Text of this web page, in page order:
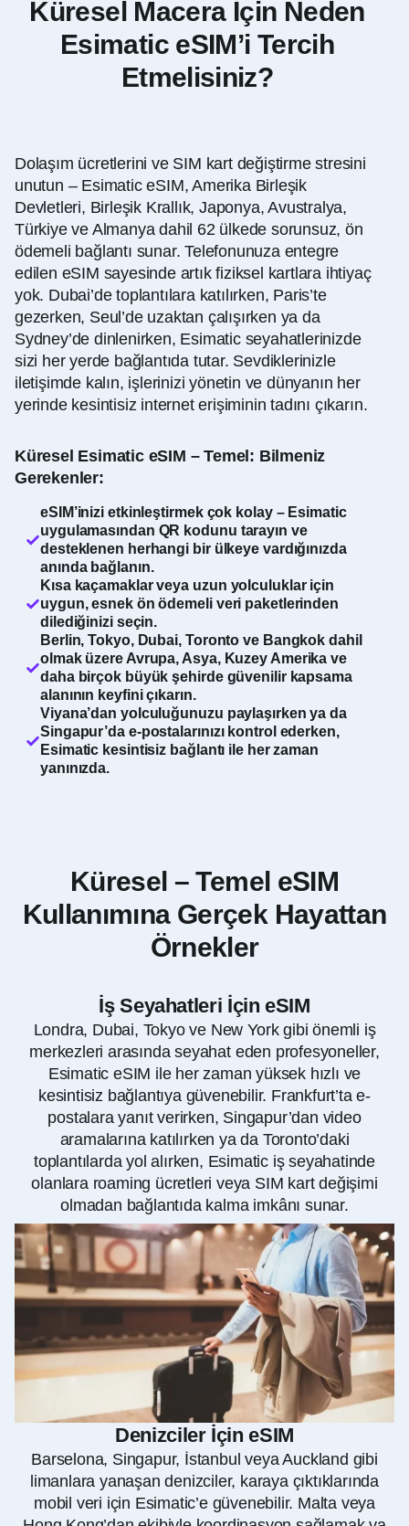
Küresel Macera İçin Neden
Esimatic eSIM’i Tercih
Etmelisiniz?
Dolaşım ücretlerini ve SIM kart değiştirme stresini
unutun – Esimatic eSIM, Amerika Birleşik
Devletleri, Birleşik Krallık, Japonya, Avustralya,
Türkiye ve Almanya dahil 62 ülkede sorunsuz, ön
ödemeli bağlantı sunar. Telefonunuza entegre
edilen eSIM sayesinde artık fiziksel kartlara ihtiyaç
yok. Dubai’de toplantılara katılırken, Paris’te
gezerken, Seul’de uzaktan çalışırken ya da
Sydney’de dinlenirken, Esimatic seyahatlerinizde
sizi her yerde bağlantıda tutar. Sevdiklerinizle
iletişimde kalın, işlerinizi yönetin ve dünyanın her
yerinde kesintisiz internet erişiminin tadını çıkarın.
Küresel Esimatic eSIM – Temel: Bilmeniz
Gerekenler:
eSIM’inizi etkinleştirmek çok kolay – Esimatic
uygulamasından QR kodunu tarayın ve
desteklenen herhangi bir ülkeye vardığınızda
anında bağlanın.
Kısa kaçamaklar veya uzun yolculuklar için
uygun, esnek ön ödemeli veri paketlerinden
dilediğinizi seçin.
Berlin, Tokyo, Dubai, Toronto ve Bangkok dahil
olmak üzere Avrupa, Asya, Kuzey Amerika ve
daha birçok büyük şehirde güvenilir kapsama
alanının keyfini çıkarın.
Viyana’dan yolculuğunuzu paylaşırken ya da
Singapur’da e-postalarınızı kontrol ederken,
Esimatic kesintisiz bağlantı ile her zaman
yanınızda.
Küresel – Temel eSIM
Kullanımına Gerçek Hayattan
Örnekler
İş Seyahatleri İçin eSIM
Londra, Dubai, Tokyo ve New York gibi önemli iş
merkezleri arasında seyahat eden profesyoneller,
Esimatic eSIM ile her zaman yüksek hızlı ve
kesintisiz bağlantıya güvenebilir. Frankfurt’ta e-
postalara yanıt verirken, Singapur’dan video
aramalarına katılırken ya da Toronto’daki
toplantılarda yol alırken, Esimatic iş seyahatinde
olanlara roaming ücretleri veya SIM kart değişimi
olmadan bağlantıda kalma imkânı sunar.
Denizciler İçin eSIM
Barselona, Singapur, İstanbul veya Auckland gibi
limanlara yanaşan denizciler, karaya çıktıklarında
mobil veri için Esimatic’e güvenebilir. Malta veya